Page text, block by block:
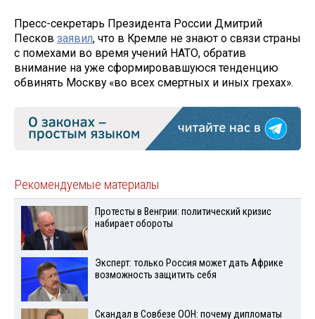
Пресс-секретарь Президента России Дмитрий
Песков заявил, что в Кремле не знают о связи страны
с помехами во время учений НАТО, обратив
внимание на уже сформировавшуюся тенденцию
обвинять Москву «во всех смертных и иных грехах».
Рекомендуемые материалы
Протесты в Венгрии: политический кризис
набирает обороты
Эксперт: только Россия может дать Африке
возможность защитить себя
Скандал в Совбезе ООН: почему дипломаты